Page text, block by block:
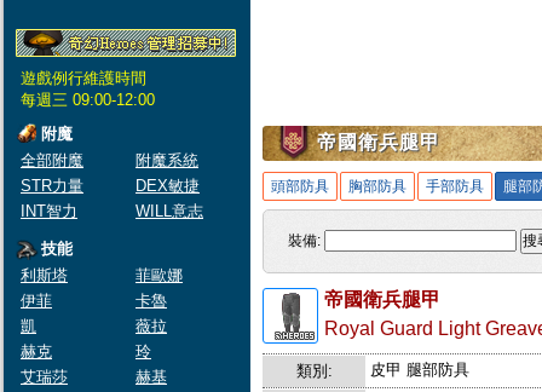
遊戲例行維護時間
每週三 09:00-12:00
附魔
全部附魔
附魔系統
STR力量
DEX敏捷
INT智力
WILL意志
技能
利斯塔
菲歐娜
伊菲
卡魯
凱
薇拉
赫克
玲
艾瑞莎
赫基
帝國衛兵腿甲
頭部防具 胸部防具 手部防具 腿部
裝備: 搜
帝國衛兵腿甲
Royal Guard Light
類別:
皮甲 腿部防具